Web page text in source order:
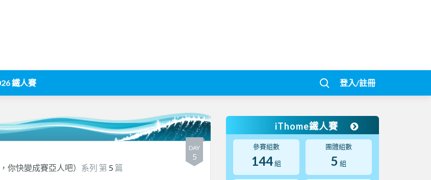
鐵人賽 登入/註冊
DAY
5
你快變成賽亞人吧） 系列 第 5 篇
iThome鐵人賽
參賽組數
144組
團體組數
5 組